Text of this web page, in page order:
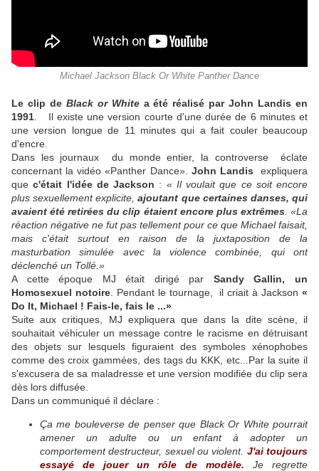
Michael Jackson Black Or White Panther Dance
Le clip de Black or Whitea été réalisé par John Landis en
1991 . Il existe une version courte d'une durée de 6 minutes et
une version longue de 11 minutes qui a fait couler beaucoup
d'encre.
Dans les journaux du monde entier, la controverse éclate
concernant la vidéo «Panther Dance». John Landis expliquera
quec'était l'idée de Jackson : « Il voulait que ce soit encore
plus sexuellement explicite, ajoutant que certaines danses, qui
avaient été retirées du clip étaient encore plus extrêmes. «La
réaction négative ne fut pas tellement pour ce que Michael faisait,
mais c'était surtout en raison de la juxtaposition de la
masturbation simulée avec la violence combinée, qui ont
déclenché un Tollé.»
A cette époque MJ était dirigé par Sandy Gallin, un
Homosexuel notoire. Pendant le tournage, il criait à Jackson«
Do It, Michael ! Fais-le, fais le ...»
Suite aux critiques, MJ expliquera que dans la dite scène, il
souhaitait véhiculer un message contre le racisme en détruisant
des objets sur lesquels figuraient des symboles xénophobes
comme des croix gammées, des tags du KKK, etc...Par la suite il
s'excusera de sa maladresse et une version modifiée du clip sera
dès lors diffusée.
Dans un communiqué il déclare :
Ça me bouleverse de penser que Black Or White pourrait
amener un adulte ou un enfant à adopter un
comportement destructeur, sexuel ou violent. J'ai toujours
essayé de jouer un rôle de modèle. Je regrette